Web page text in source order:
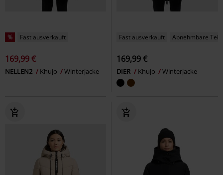
% Fast ausverkauft
169,99 €
NELLEN2 Khujo Winterjacke
Fast ausverkauft Abnehmbare Teile
169,99 €
DIER Khujo Winterjacke